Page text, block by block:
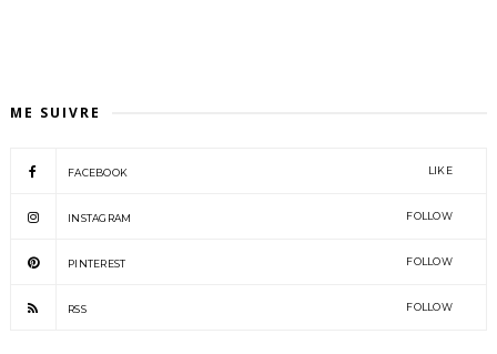
ME SUIVRE
FACEBOOK LIKE
INSTAGRAM FOLLOW
PINTEREST FOLLOW
RSS FOLLOW